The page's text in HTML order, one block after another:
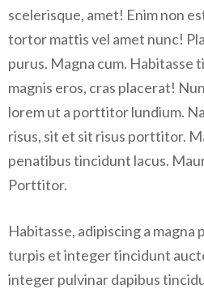
scelerisque, amet! Enim non
tortor mattis vel amet nunc!
purus. Magna cum. Habitasse
magnis eros, cras placerat!
lorem ut a porttitor lundium.
risus, sit et sit risus porttitor.
penatibus tincidunt lacus.
Porttitor.
Habitasse, adipiscing a magna
turpis et integer tincidunt
integer pulvinar dapibus